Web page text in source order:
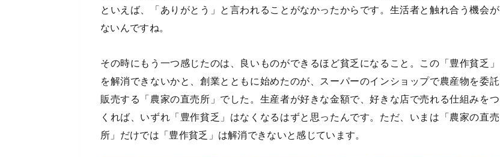
といえば、「ありがとう」と言われることがなかったからです。生活者と触れ合う機会が
ないんですね。
その時にもう一つ感じたのは、良いものができるほど貧乏になること。この「豊作貧乏」
を解消できないかと、創業とともに始めたのが、スーパーのインショップで農産物を委託
販売する「農家の直売所」でした。生産者が好きな金額で、好きな店で売れる仕組みをつ
くれば、いずれ「豊作貧乏」はなくなるはずと思ったんです。ただ、いまは「農家の直売
所」だけでは「豊作貧乏」は解消できないと感じています。